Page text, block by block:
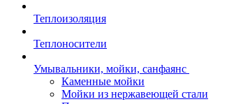
Теплоизоляция
Теплоносители
Умывальники, мойки, санфаянс
Каменные мойки
Мойки из нержавеющей стали